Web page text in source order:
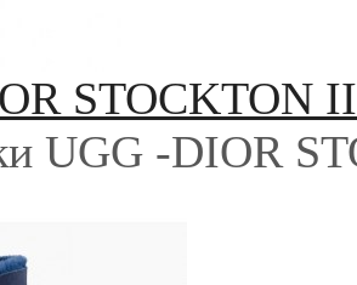
STOCKTON
UGG -DIOR